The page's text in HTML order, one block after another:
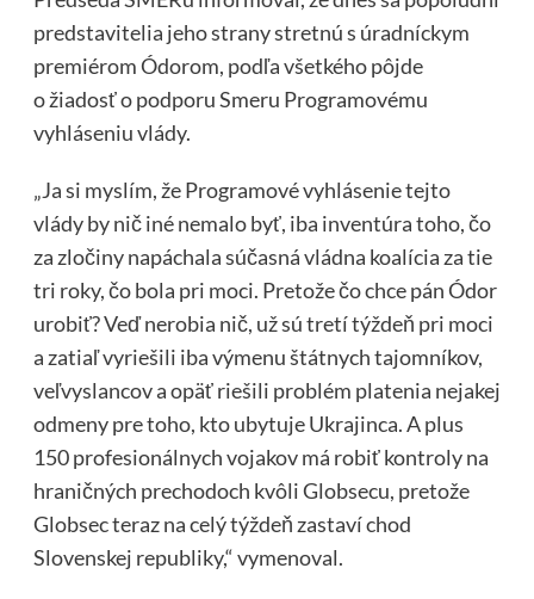
predstavitelia jeho strany stretnú s úradníckym
premiérom Ódorom, podľa všetkého pôjde
o žiadosť o podporu Smeru Programovému
vyhláseniu vlády.
„Ja si myslím, že Programové vyhlásenie tejto
vlády by nič iné nemalo byť, iba inventúra toho, čo
za zločiny napáchala súčasná vládna koalícia za tie
tri roky, čo bola pri moci. Pretože čo chce pán Ódor
urobiť? Veď nerobia nič, už sú tretí týždeň pri moci
a zatiaľ vyriešili iba výmenu štátnych tajomníkov,
veľvyslancov a opäť riešili problém platenia nejakej
odmeny pre toho, kto ubytuje Ukrajinca. A plus
150 profesionálnych vojakov má robiť kontroly na
hraničných prechodoch kvôli Globsecu, pretože
Globsec teraz na celý týždeň zastaví chod
Slovenskej republiky,“ vymenoval.